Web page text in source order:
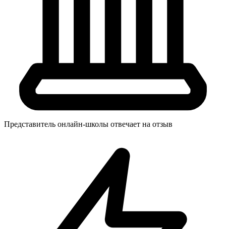
Представитель онлайн-школы отвечает на отзыв